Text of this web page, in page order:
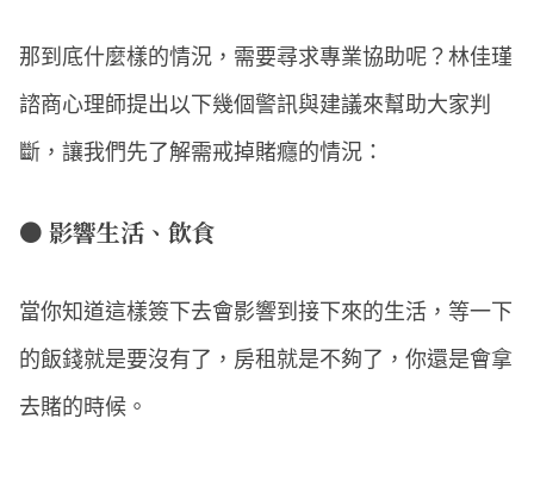
那到底什麼樣的情況，需要尋求專業協助呢？林佳瑾
諮商心理師提出以下幾個警訊與建議來幫助大家判
斷，讓我們先了解需戒掉賭癮的情況：
● 影響生活、飲食
當你知道這樣簽下去會影響到接下來的生活，等一下
的飯錢就是要沒有了，房租就是不夠了，你還是會拿
去賭的時候。